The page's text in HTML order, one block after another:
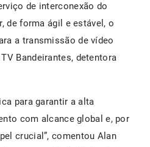
de interconexão do
de forma ágil e estável, o
a transmissão de vídeo
Bandeirantes, detentora
para garantir a alta
com alcance global e, por
crucial”, comentou Alan